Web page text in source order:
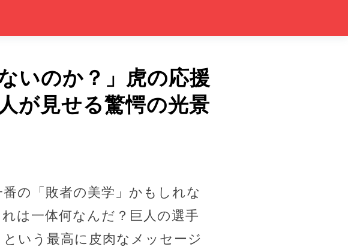
いのか？」虎の応援
が見せる驚愕の光景
の「敗者の美学」かもしれな
は一体何なんだ？巨人の選手
いう最高に皮肉なメッセージ